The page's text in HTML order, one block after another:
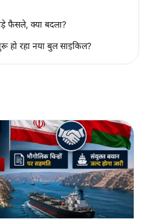
फैसले, क्या बदला?
हो रहा नया बुल साइकिल?